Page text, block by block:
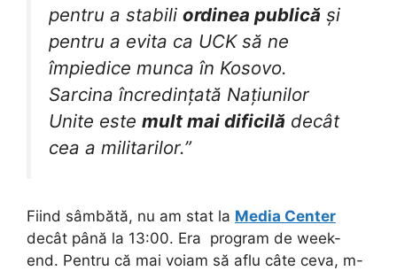
pentru a stabili ordinea publică și
pentru a evita ca UCK să ne
împiedice munca în Kosovo.
Sarcina încredințată Națiunilor
Unite este mult mai dificilă decât
cea a militarilor.”
Fiind sâmbătă, nu am stat la Media Center
decât până la 13:00. Era program de week-
end. Pentru că mai voiam să aflu câte ceva, m-